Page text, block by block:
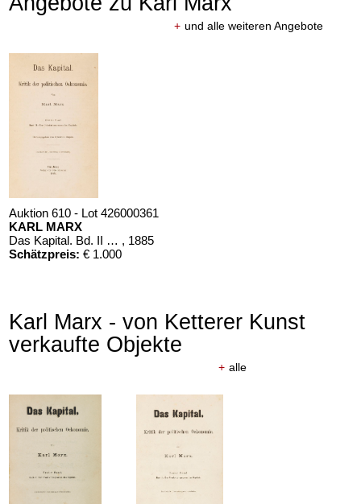
+ und alle weiteren Angebote
Auktion 610 - Lot 426000361
KARL MARX
Das Kapital. Bd. II und III , 1885
Schätzpreis: € 1.000
Karl Marx - von Ketterer Kunst
verkaufte Objekte
+ alle